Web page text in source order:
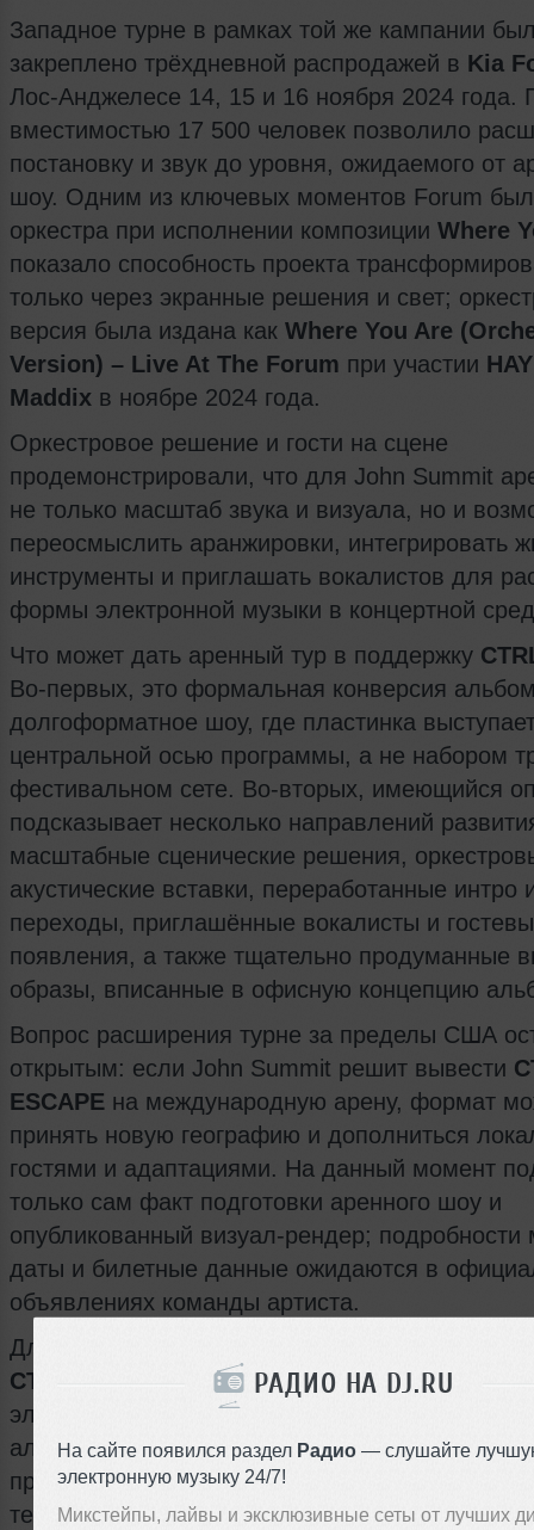
РАДИО НА DJ.RU
На сайте появился раздел Радио — слушайте
электронную музыку 24/7!
Микстейпы, лайвы и эксклюзивные сеты от лучших
Западное турне в рамках той же кампании
закреплено трёхдневной распродажей в Kia
Лос-Анджелесе 14, 15 и 16 ноября 2024 года.
вместимостью 17 500 человек позволило
постановку и звук до уровня, ожидаемого от
шоу. Одним из ключевых моментов Forum
оркестра при исполнении композиции Where
показало способность проекта
только через экранные решения и свет;
версия была издана как Where You Are
Version) – Live At The Forum при участии
Maddix в ноябре 2024 года.
Оркестровое решение и гости на сцене
продемонстрировали, что для John Summit
не только масштаб звука и визуала, но и
переосмыслить аранжировки, интегрировать
инструменты и приглашать вокалистов для
формы электронной музыки в концертной
Что может дать аренный тур в поддержку
Во-первых, это формальная конверсия
долгоформатное шоу, где пластинка
центральной осью программы, а не набором
фестивальном сете. Во-вторых, имеющийся
подсказывает несколько направлений
масштабные сценические решения,
акустические вставки, переработанные интро
переходы, приглашённые вокалисты и
появления, а также тщательно продуманные
образы, вписанные в офисную концепцию
Вопрос расширения турне за пределы США
открытым: если John Summit решит вывести
ESCAPE на международную арену, формат
принять новую географию и дополниться
гостями и адаптациями. На данный момент
только сам факт подготовки аренного шоу и
опубликованный визуал-рендер;
даты и билетные данные ожидаются в
объявлениях команды артиста.
Для российской аудитории важно отметить,
CTRL ESCAPE
демонстрирует тенденцию к
электронные артисты всё активнее
альбомные релизы в концептуальные
программы. John Summit использует
тематических поп-апов, закрытых